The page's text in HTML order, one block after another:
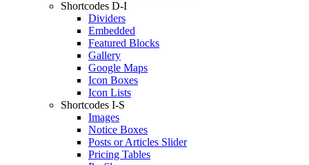
Shortcodes D-I
Dividers
Embedded
Featured Blocks
Gallery
Google Maps
Icon Boxes
Icon Lists
Shortcodes I-S
Images
Notice Boxes
Posts or Articles Slider
Pricing Tables